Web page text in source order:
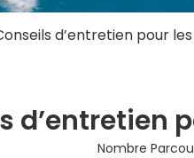
d’entretien pour
d’entretien
Nombre